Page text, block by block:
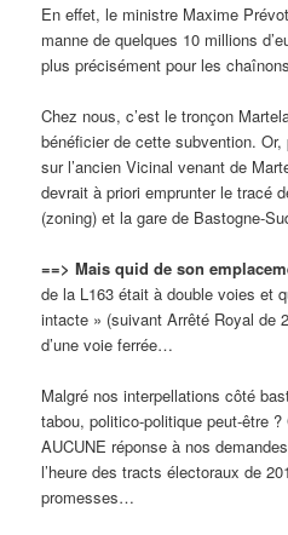
En effet, le ministre Maxime
manne de quelques 10 millions
plus précisément pour les
Chez nous, c’est le tronçon
bénéficier de cette subvention. Or,
sur l’ancien Vicinal venant de
devrait à priori emprunter le tracé
(zoning) et la gare de Bastogne-
==> Mais quid de son
de la L163 était à double voies et
intacte » (suivant Arrêté Royal de
d’une voie ferrée…
Malgré nos interpellations côté
tabou, politico-politique peut-être
AUCUNE réponse à nos
l’heure des tracts électoraux de
promesses…